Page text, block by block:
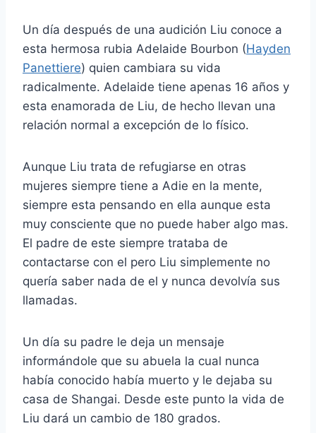
Un día después de una audición Liu conoce a
esta hermosa rubia Adelaide Bourbon (Hayden
Panettiere) quien cambiara su vida
radicalmente. Adelaide tiene apenas 16 años y
esta enamorada de Liu, de hecho llevan una
relación normal a excepción de lo físico.
Aunque Liu trata de refugiarse en otras
mujeres siempre tiene a Adie en la mente,
siempre esta pensando en ella aunque esta
muy consciente que no puede haber algo mas.
El padre de este siempre trataba de
contactarse con el pero Liu simplemente no
quería saber nada de el y nunca devolvía sus
llamadas.
Un día su padre le deja un mensaje
informándole que su abuela la cual nunca
había conocido había muerto y le dejaba su
casa de Shangai. Desde este punto la vida de
Liu dará un cambio de 180 grados.